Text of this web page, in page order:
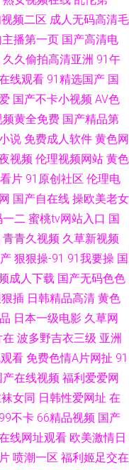
频二区 成人无码高清毛
主播第一页 国产高清电
久久偷拍高清亚洲 91午
线观看 91精选国产 国
国产不卡小视频 AV色
频黄全免费 国产精品第
说 免费成人软件 黄色网
视频 伦理视频网站 黄色
片 91原创社区 伦理电
国产自在线 操欧美老女
一二 蜜桃tv网站入口 国
青青久视频 久草新视频
狠狠操-91 91我要操 国
成人下载 国产无码色色
插 日韩精品高清 黄色
日本一级电影 久草网
在 波多野吉衣三级 亚洲
看 免费色情A片网扯 91
产在线视频 福利爱爱网
女同 日韩性爱网址 在
不卡 66精品视频 国产
线网址观看 欧美激情日
喷潮一区 福利姬足交在